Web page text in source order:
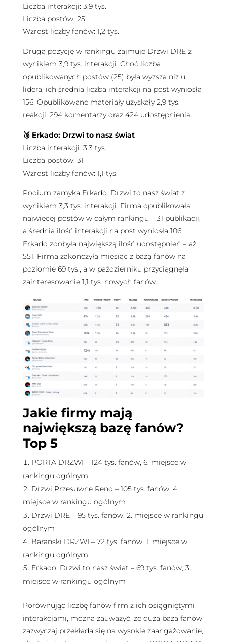
Liczba interakcji: 3,9 tys.
Liczba postów: 25
Wzrost liczby fanów: 1,2 tys.
Drugą pozycję w rankingu zajmuje Drzwi DRE z
wynikiem 3,9 tys. interakcji. Choć liczba
opublikowanych postów (25) była wyższa niż u
lidera, ich średnia liczba interakcji na post wyniosła
156. Opublikowane materiały uzyskały 2,9 tys.
reakcji, 294 komentarzy oraz 424 udostępnienia.
🥉 Erkado: Drzwi to nasz świat
Liczba interakcji: 3,3 tys.
Liczba postów: 31
Wzrost liczby fanów: 1,1 tys.
Podium zamyka Erkado: Drzwi to nasz świat z
wynikiem 3,3 tys. interakcji. Firma opublikowała
najwięcej postów w całym rankingu – 31 publikacji,
a średnia ilość interakcji na post wyniosła 106.
Erkado zdobyła największą ilość udostępnień – aż
551. Firma zakończyła miesiąc z bazą fanów na
poziomie 69 tys., a w październiku przyciągnęła
zainteresowanie 1,1 tys. nowych fanów.
Jakie firmy mają
największą bazę fanów?
Top 5
PORTA DRZWI – 124 tys. fanów, 6. miejsce w
rankingu ogólnym
Drzwi Przesuwne Reno – 105 tys. fanów, 4.
miejsce w rankingu ogólnym
Drzwi DRE – 95 tys. fanów, 2. miejsce w rankingu
ogólnym
Barański DRZWI – 72 tys. fanów, 1. miejsce w
rankingu ogólnym
Erkado: Drzwi to nasz świat – 69 tys. fanów, 3.
miejsce w rankingu ogólnym
Porównując liczbę fanów firm z ich osiągniętymi
interakcjami, można zauważyć, że duża baza fanów
zazwyczaj przekłada się na wysokie zaangażowanie,